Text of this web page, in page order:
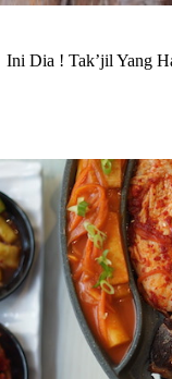
Ini Dia ! Tak’jil Yang